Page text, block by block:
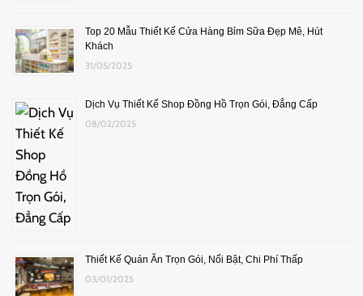
Top 20 Mẫu Thiết Kế Cửa Hàng Bỉm Sữa Đẹp Mê, Hút
Khách
31/05/2025
Dịch Vụ Thiết Kế Shop Đồng Hồ Trọn Gói, Đẳng Cấp
08/02/2025
Thiết Kế Quán Ăn Trọn Gói, Nổi Bật, Chi Phí Thấp
03/01/2025